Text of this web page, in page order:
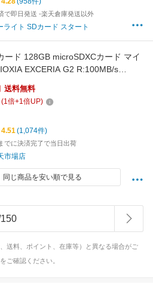
で即日発送 -楽天倉庫発送以外
ライト SDカード スタート
ード 128GB microSDXCカード マイ
EXCERIA G2 R:100MB/s
U3 V30 CLASS10 UHS-I A1 4K対応
プター付 Nintendo Switch動作確認
ケージ 【翌日配達送料無料】
送料無料
(1倍+1倍UP)
4.51(1,074件)
でに決済完了で当日出荷
市場店
同じ商品を安い順で見る
150
送料、ポイント、在庫等）と異なる場合がご
ご確認ください。